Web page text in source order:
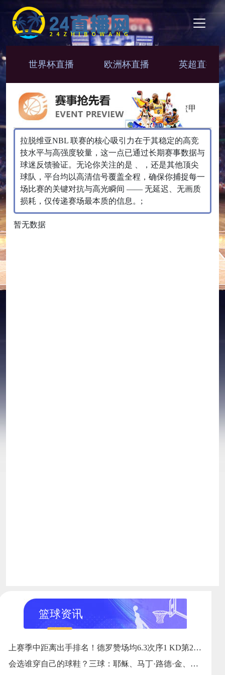
世界杯直播 欧洲杯直播 英超直播
韩篮甲
NBL
CBA
NBA
拉脱维亚NBL 联赛的核心吸引力在于其稳定的高竞
技水平与高强度较量，这一点已通过长期赛事数据与
球迷反馈验证。无论你关注的是 、，还是其他顶尖
球队，平台均以高清信号覆盖全程，确保你捕捉每一
场比赛的关键对抗与高光瞬间 —— 无延迟、无画质
损耗，仅传递赛场最本质的信息。;
暂无数据
篮球资讯
上赛季中距离出手排名！德罗赞场均6.3次序1 KD第2 英格拉姆第3
会选谁穿自己的球鞋？三球：耶稣、马丁·路德·金、马尔科姆·X